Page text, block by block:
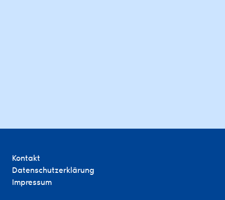
Kontakt
Datenschutzerklärung
Impressum